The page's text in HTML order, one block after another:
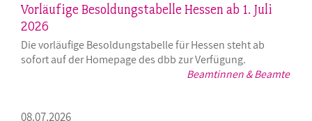
Beamtinnen & Beamte
Vorläufige Besoldungstabelle Hessen ab 1. Juli
2026
Die vorläufige Besoldungstabelle für Hessen steht ab
sofort auf der Homepage des dbb zur Verfügung.
08.07.2026